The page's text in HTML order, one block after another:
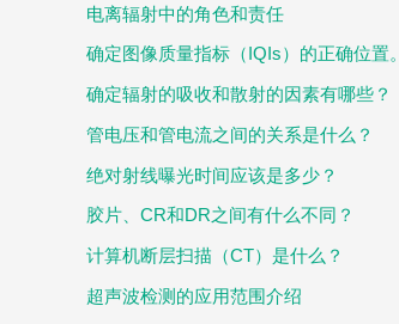
电离辐射中的角色和责任
确定图像质量指标（IQIs）的正确位置。
确定辐射的吸收和散射的因素有哪些？
管电压和管电流之间的关系是什么？
绝对射线曝光时间应该是多少？
胶片、CR和DR之间有什么不同？
计算机断层扫描（CT）是什么？
超声波检测的应用范围介绍